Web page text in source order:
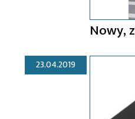
Nowy,
23.04.2019